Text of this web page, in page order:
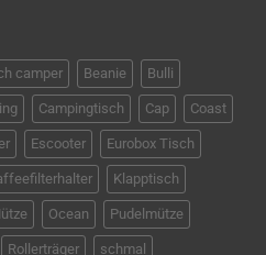
camper Beanie Bulli
Campingtisch Cap Coast
Escooter Eurobox Tisch
Klapptisch
Ocean Pudelmütze
Rollerträger schmal